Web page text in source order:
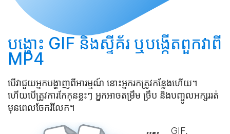
បង្ហោះ GIF និងស្ទីគ័រ ឬបង្កើតពួកវាពី
MP4
បើវាជួយអ្នកបង្ហាញពីអារម្មណ៍ នោះអ្នករកត្រូវកន្លែងហើយ។
ហើយបើត្រូវការកែកុនខ្លះៗ អ្នកអាច​តម្រឹម ច្រឹប និងបញ្ចូលអក្សររត់
មុនពេល​ចែករំលែក។
GIF,